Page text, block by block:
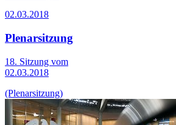
02.03.2018
Plenarsitzung
18. Sitzung vom
02.03.2018
(Plenarsitzung)